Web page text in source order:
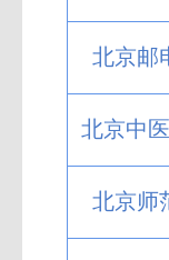
北京邮
北京中
北京师